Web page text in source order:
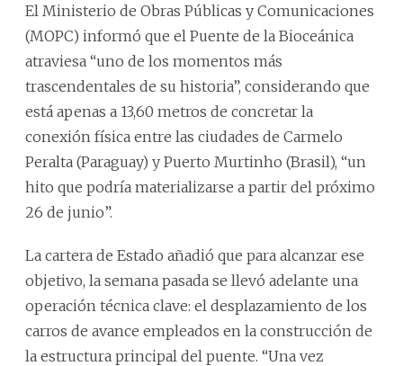
El Ministerio de Obras Públicas y Comunicaciones
(MOPC) informó que el Puente de la Bioceánica
atraviesa “uno de los momentos más
trascendentales de su historia”, considerando que
está apenas a 13,60 metros de concretar la
conexión física entre las ciudades de Carmelo
Peralta (Paraguay) y Puerto Murtinho (Brasil), “un
hito que podría materializarse a partir del próximo
26 de junio”.
La cartera de Estado añadió que para alcanzar ese
objetivo, la semana pasada se llevó adelante una
operación técnica clave: el desplazamiento de los
carros de avance empleados en la construcción de
la estructura principal del puente. “Una vez